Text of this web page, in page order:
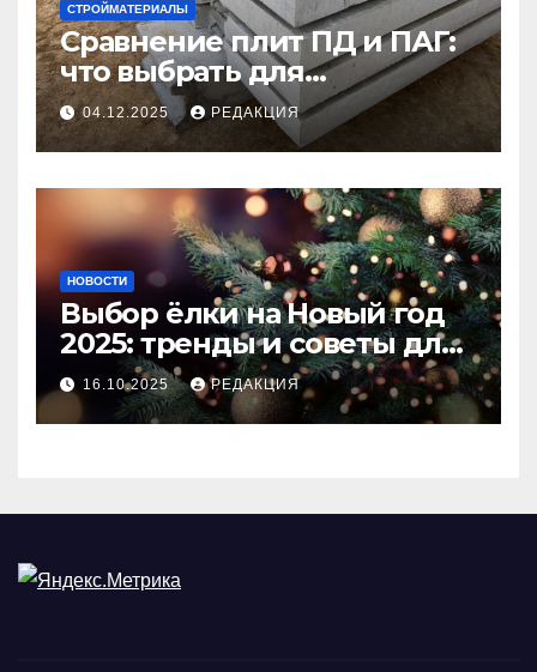
СТРОЙМАТЕРИАЛЫ
Сравнение плит ПД и ПАГ:
что выбрать для
долговечного и прочного
покрытия
04.12.2025 РЕДАКЦИЯ
НОВОСТИ
Выбор ёлки на Новый год
2025: тренды и советы для
идеального праздника
16.10.2025 РЕДАКЦИЯ